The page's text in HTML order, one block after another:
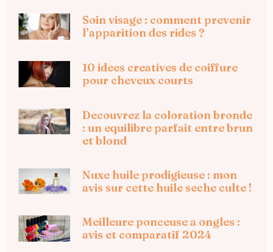
Soin visage : comment prevenir
l’apparition des rides ?
10 idees creatives de coiffure
pour cheveux courts
Decouvrez la coloration bronde
: un equilibre parfait entre brun
et blond
Nuxe huile prodigieuse : mon
avis sur cette huile seche culte !
Meilleure ponceuse a ongles :
avis et comparatif 2024